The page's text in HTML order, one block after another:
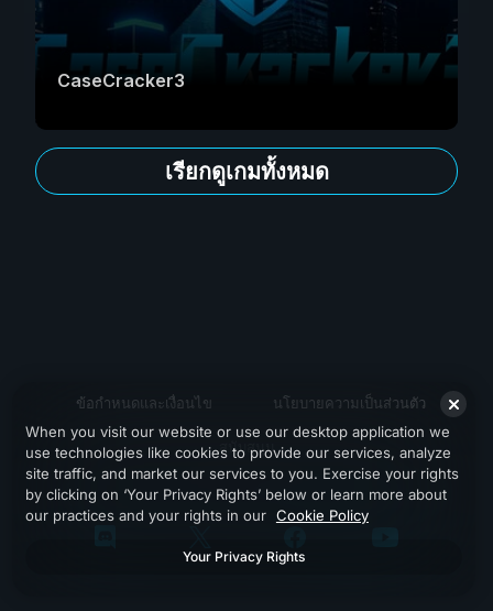
CaseCracker3
เรียกดูเกมทั้งหมด
ข้อกำหนดและเงื่อนไข นโยบายความเป็นส่วนตัว
สนับสนุน
When you visit our website or use our desktop application we
use technologies like cookies to provide our services, analyze
site traffic, and market our services to you. Exercise your rights
by clicking on ‘Your Privacy Rights’ below or learn more about
our practices and your rights in our Cookie Policy
Your Privacy Rights